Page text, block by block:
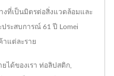
งที่เป็นมิตรต่อสิ่งแวดล้อมและ
ระสบการณ์ 61 ปี Lomei
าแต่ละราย
ด้ของเรา ท่อลิปสติก